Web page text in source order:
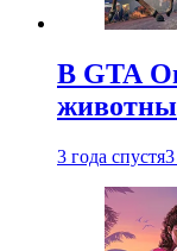
В GTA
3 года спустя